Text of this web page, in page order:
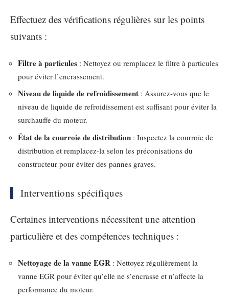
Effectuez des vérifications régulières sur les points
suivants :
Filtre à particules : Nettoyez ou remplacez le filtre à particules
pour éviter l’encrassement.
Niveau de liquide de refroidissement : Assurez-vous que le
niveau de liquide de refroidissement est suffisant pour éviter la
surchauffe du moteur.
État de la courroie de distribution : Inspectez la courroie de
distribution et remplacez-la selon les préconisations du
constructeur pour éviter des pannes graves.
Interventions spécifiques
Certaines interventions nécessitent une attention
particulière et des compétences techniques :
Nettoyage de la vanne EGR : Nettoyez régulièrement la
vanne EGR pour éviter qu’elle ne s’encrasse et n’affecte la
performance du moteur.